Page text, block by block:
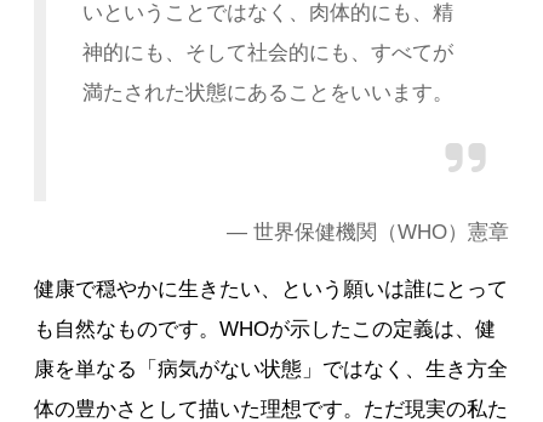
いということではなく、肉体的にも、精
神的にも、そして社会的にも、すべてが
満たされた状態にあることをいいます。
― 世界保健機関（WHO）憲章
健康で穏やかに生きたい、という願いは誰にとって
も自然なものです。WHOが示したこの定義は、健
康を単なる「病気がない状態」ではなく、生き方全
体の豊かさとして描いた理想です。ただ現実の私た